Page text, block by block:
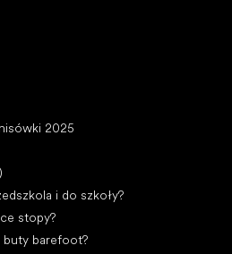
2025
i do szkoły?
stopy?
buty barefoot?